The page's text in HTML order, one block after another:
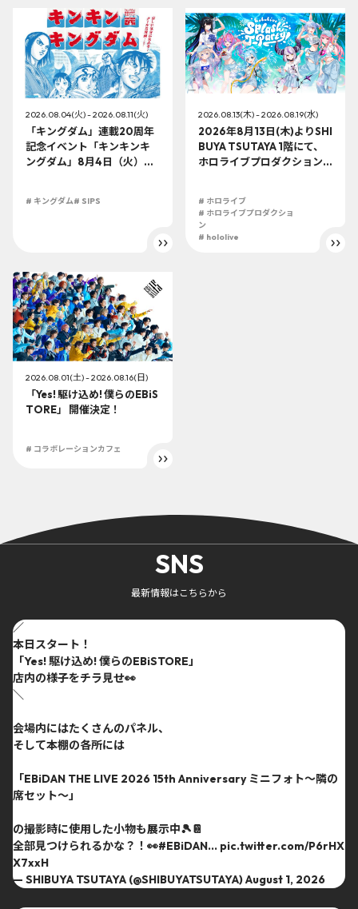
2026.08.04(火) - 2026.08.11(火)
「キングダム」連載20周年
記念イベント「キンキンキ
ングダム」8月4日（火）よ
# キングダム# SIPS
2026.08.13(木) - 2026.08.19(水)
2026年8月13日(木)よりSHI
BUYA TSUTAYA 1階にて、
ホロライブプロダクション
# ホロライブ
# ホロライブプロダクショ
ン
# hololive
2026.08.01(土) - 2026.08.16(日)
「Yes! 駆け込め! 僕らのEBiS
TORE」 開催決定！
# コラボレーションカフェ
SNS
最新情報はこちらから
／
本日スタート！
「Yes! 駆け込め! 僕らのEBiSTORE」
店内の様子をチラ見せ👀
＼
会場内にはたくさんのパネル、
そして本棚の各所には
「EBiDAN THE LIVE 2026 15th Anniversary ミニフォト〜隣の
席セット〜」
の撮影時に使用した小物も展示中🎾📔
全部見つけられるかな？！👀#EBiDAN… pic.twitter.com/P6rHX
X7xxH
— SHIBUYA TSUTAYA (@SHIBUYATSUTAYA)August 1, 2026